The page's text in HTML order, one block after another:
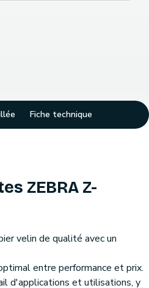
Fiche technique
ZEBRA Z-
velin de qualité avec un
entre performance et prix.
d'applications et utilisations, y